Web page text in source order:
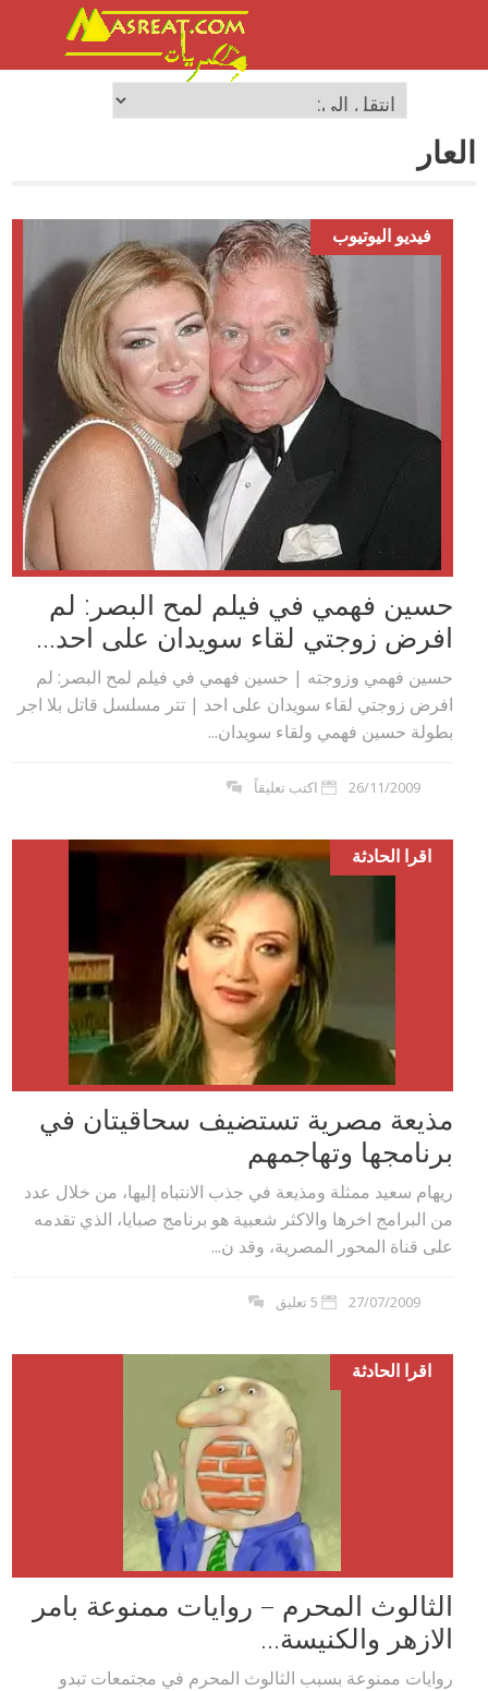
العار
فيديو اليوتيوب
حسين فهمي في فيلم لمح البصر: لم
افرض زوجتي لقاء سويدان على احد...
حسين فهمي وزوجته | حسين فهمي في فيلم لمح البصر: لم
افرض زوجتي لقاء سويدان على احد | تتر مسلسل قاتل بلا اجر
بطولة حسين فهمي ولقاء سويدان...
26/11/2009 اكتب تعليقاً
اقرا الحادثة
مذيعة مصرية تستضيف سحاقيتان في
برنامجها وتهاجمهم
ريهام سعيد ممثلة ومذيعة في جذب الانتباه إليها، من خلال عدد
من البرامج اخرها والاكثر شعبية هو برنامج صبايا، الذي تقدمه
على قناة المحور المصرية، وقد ن...
27/07/2009 5 تعليق
اقرا الحادثة
الثالوث المحرم – روايات ممنوعة بامر
الازهر والكنيسة...
روايات ممنوعة بسبب الثالوث المحرم في مجتمعات تبدو